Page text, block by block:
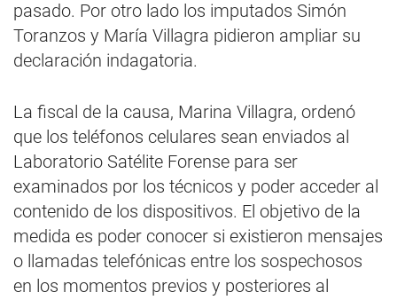
pasado. Por otro lado los imputados Simón
Toranzos y María Villagra pidieron ampliar su
declaración indagatoria.
La fiscal de la causa, Marina Villagra, ordenó
que los teléfonos celulares sean enviados al
Laboratorio Satélite Forense para ser
examinados por los técnicos y poder acceder al
contenido de los dispositivos. El objetivo de la
medida es poder conocer si existieron mensajes
o llamadas telefónicas entre los sospechosos
en los momentos previos y posteriores al